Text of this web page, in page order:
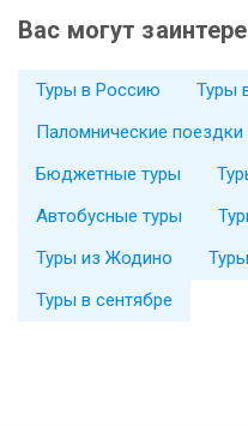
Вас могут
Туры в Россию Туры
Паломнические поездки
Бюджетные туры
Автобусные туры
Туры из Жодино
Туры в сентябре